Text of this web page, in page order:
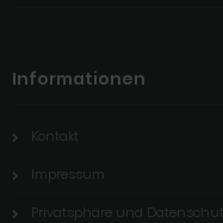
Informationen
Kontakt
Impressum
Privatsphäre und